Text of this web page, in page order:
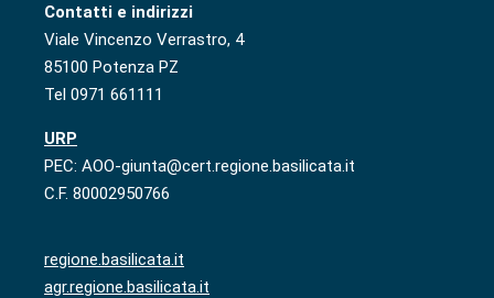
Contatti e indirizzi
Viale Vincenzo Verrastro, 4
85100 Potenza PZ
Tel 0971 661111
URP
PEC: AOO-giunta@cert.regione.basilicata.it
C.F. 80002950766
regione.basilicata.it
agr.regione.basilicata.it